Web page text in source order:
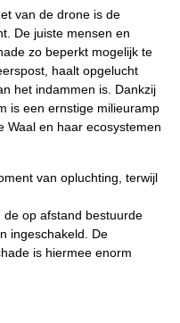
van de drone is de
De juiste mensen en
zo beperkt mogelijk te
haalt opgelucht
het indammen is. Dankzij
is een ernstige milieuramp
Waal en haar ecosystemen
van opluchting, terwijl
op afstand bestuurde
ingeschakeld. De
is hiermee enorm